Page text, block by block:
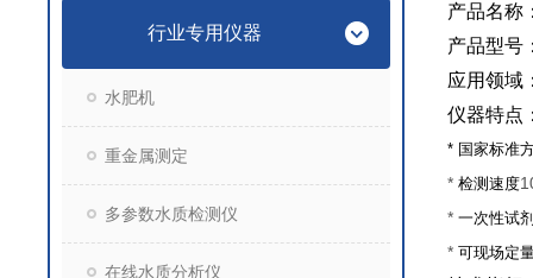
行业专用仪器
水肥机
重金属测定
多参数水质检测仪
在线水质分析仪
产品名称
产品型号
应用领域
仪器特点
* 国家标准
* 检测速度
* 一次性试
* 可现场定